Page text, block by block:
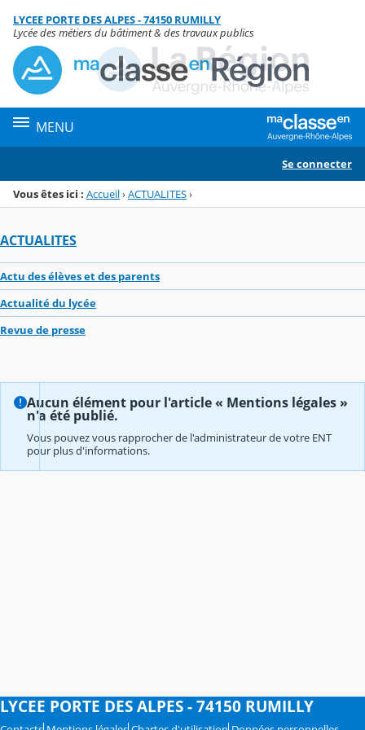
Menu de la rubrique
Contenu
LYCEE PORTE DES ALPES - 74150 RUMILLY
Lycée des métiers du bâtiment & des travaux publics
MENU
Se connecter
Vous êtes ici : Accueil›ACTUALITES›
ACTUALITES
Actu des élèves et des parents
Actualité du lycée
Revue de presse
Aucun élément pour l'article « Mentions légales »
n'a été publié.
Vous pouvez vous rapprocher de l'administrateur de votre ENT
pour plus d'informations.
LYCEE PORTE DES ALPES - 74150 RUMILLY